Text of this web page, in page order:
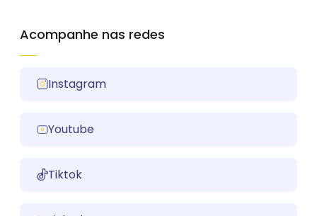
Acompanhe nas redes
Instagram
Youtube
Tiktok